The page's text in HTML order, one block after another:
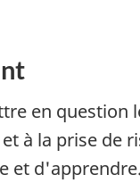
en question
à la prise de
et